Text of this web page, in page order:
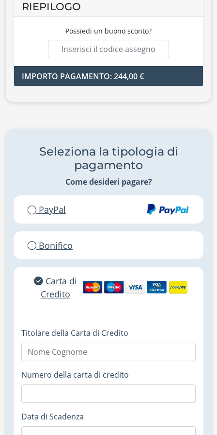
RIEPILOGO
Possiedi un buono sconto?
IMPORTO PAGAMENTO: 244,00 €
Seleziona la tipologia di
pagamento
Come desideri pagare?
PayPal
Bonifico
Carta di
Credito
Titolare della Carta di Credito
Numero della carta di credito
Data di Scadenza